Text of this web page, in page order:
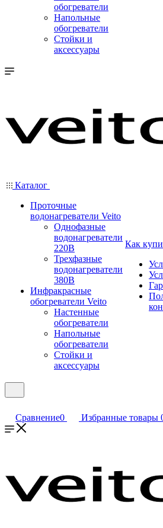
обогреватели
Напольные
обогреватели
Стойки и
аксессуары
Каталог
Проточные
водонагреватели Veito
Однофазные
водонагреватели
220В
Трехфазные
водонагреватели
380В
Инфракрасные
обогреватели Veito
Настенные
обогреватели
Напольные
обогреватели
Стойки и
аксессуары
Как
Сравнение0 Избранные товары